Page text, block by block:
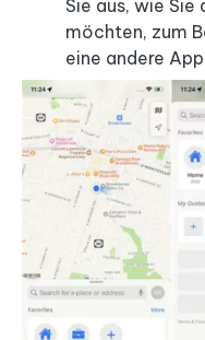
Sie aus, wie
möchten, zum
eine andere